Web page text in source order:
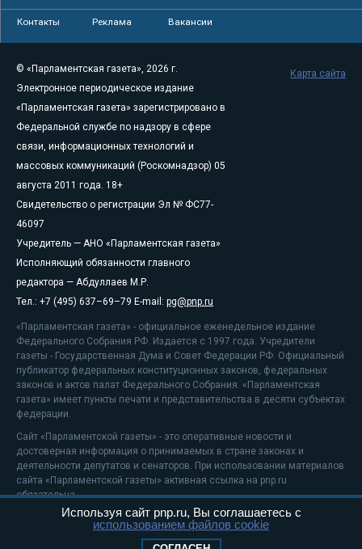
Контакты Реклама Вакансии
© «Парламентская газета», 2026 г.
Электронное периодическое издание
«Парламентская газета» зарегистрировано в
Федеральной службе по надзору в сфере
связи, информационных технологий и
массовых коммуникаций (Роскомнадзор) 05
августа 2011 года. 18+
Свидетельство о регистрации Эл № ФС77-
46097
Учредитель — АНО «Парламентская газета»
Исполняющий обязанности главного
редактора — Абдуллаев М.Р.
Тел.: +7 (495) 637–69–79 E-mail: pg@pnp.ru
«Парламентская газета» - официальное еженедельное издание
Федерального Собрания РФ. Издается с 1997 года. Учредители
газеты - Государственная Дума и Совет Федерации РФ. Официальный
публикатор федеральных конституционных законов, федеральных
законов и актов палат Федерального Собрания. «Парламентская
газета» имеет пункты печати и представительства в десяти субъектах
федерации.
Сайт «Парламентской газеты» - это оперативные новости и
достоверная информация о принимаемых в стране законах и
деятельности депутатов и сенаторов. При использовании материалов
сайта «Парламентской газеты» активная ссылка на pnp.ru
обязательна.
На информационном ресурсе применяютсярекомендательные
Положение о защите персональных данных
Карта сайта
Используя сайт pnp.ru, Вы соглашаетесь с
использованием файлов cookie